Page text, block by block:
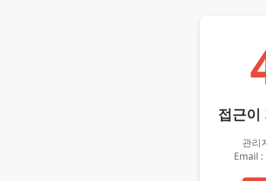
접근이
관리
Email